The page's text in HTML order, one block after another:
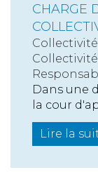
CHARGE
Dans une
la cour
Lire la